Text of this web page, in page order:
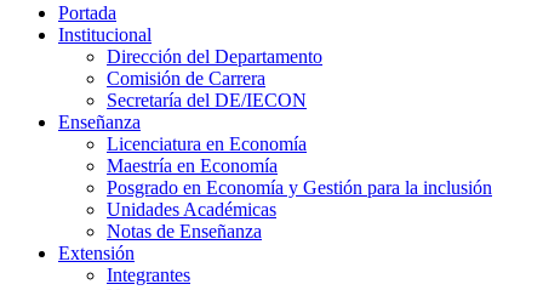
Portada
Institucional
Dirección del Departamento
Comisión de Carrera
Secretaría del DE/IECON
Enseñanza
Licenciatura en Economía
Maestría en Economía
Posgrado en Economía y Gestión para la inclusión
Unidades Académicas
Notas de Enseñanza
Extensión
Integrantes